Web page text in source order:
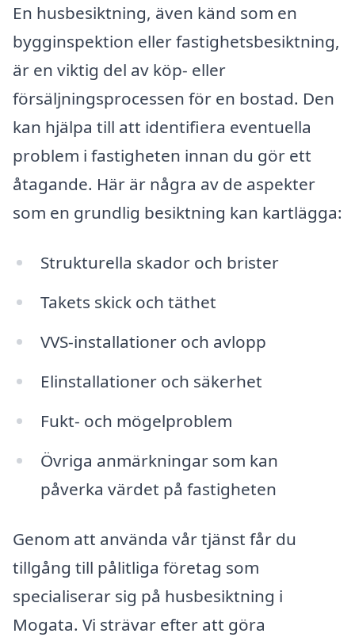
En husbesiktning, även känd som en
bygginspektion eller fastighetsbesiktning,
är en viktig del av köp- eller
försäljningsprocessen för en bostad. Den
kan hjälpa till att identifiera eventuella
problem i fastigheten innan du gör ett
åtagande. Här är några av de aspekter
som en grundlig besiktning kan kartlägga:
Strukturella skador och brister
Takets skick och täthet
VVS-installationer och avlopp
Elinstallationer och säkerhet
Fukt- och mögelproblem
Övriga anmärkningar som kan
påverka värdet på fastigheten
Genom att använda vår tjänst får du
tillgång till pålitliga företag som
specialiserar sig på husbesiktning i
Mogata. Vi strävar efter att göra